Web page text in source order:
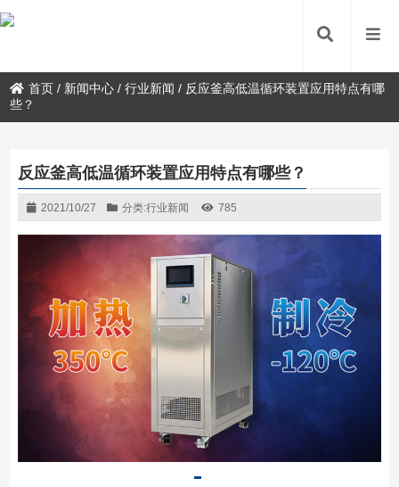
首页 / 新闻中心 /行业新闻 / 反应釜高低温循环装置应用特点有哪
些？
反应釜高低温循环装置应用特点有哪些？
2021/10/27 分类:行业新闻 785